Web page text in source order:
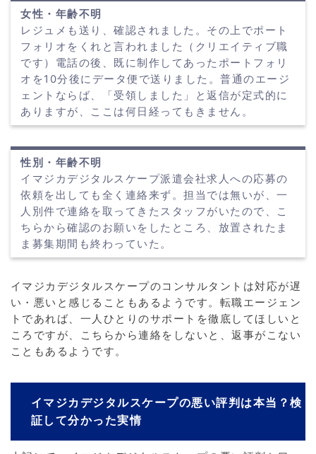
女性・年齢不明
レジュメも送り、確認されました。その上でポート
フォリオをくれと言われました（クリエイティブ職
です）電話の後、既に制作してあったポートフォリ
オを10分後にデータ便で送りました。普通のエージ
ェントならば、「受領しました」と返信が定式的に
ありますが、ここは何日経ってもきません。
性別・年齢不明
イマジカデジタルスケープ派遣会社求人への応募の
依頼を出しても全く連絡来ず。担当では無いが、一
人別件で連絡を取ってきたスタッフがいたので、こ
ちらから確認のお願いをしたところ、放置されたま
ま募集期間も終わっていた。
イマジカデジタルスケープのコンサルタントは対応が遅
い・悪いと感じることもあるようです。転職エージェン
トであれば、一人ひとりのサポートを徹底してほしいと
ころですが、こちらから連絡をしないと、返事がこない
こともあるようです。
イマジカデジタルスケープの悪い評判は本当？検
証して分かった実情